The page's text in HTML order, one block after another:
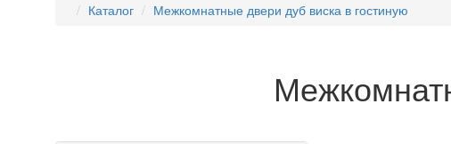
Каталог Межкомнатные двери дуб виска в гостиную